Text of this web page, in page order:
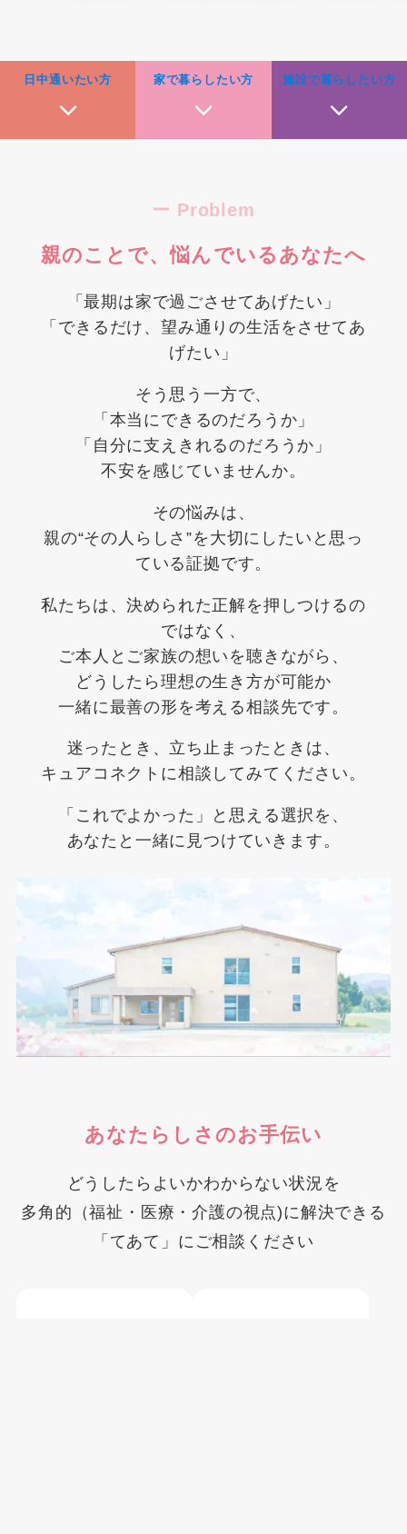
日中通いたい方 家で暮らしたい方 施設で暮らしたい方
ー Problem
親のことで、悩んでいるあなたへ
「最期は家で過ごさせてあげたい」
「できるだけ、望み通りの生活をさせてあ
げたい」
そう思う一方で、
「本当にできるのだろうか」
「自分に支えきれるのだろうか」
不安を感じていませんか。
その悩みは、
親の“その人らしさ”を大切にしたいと思っ
ている証拠です。
私たちは、決められた正解を押しつけるの
ではなく、
ご本人とご家族の想いを聴きながら、
どうしたら理想の生き方が可能か
一緒に最善の形を考える相談先です。
迷ったとき、立ち止まったときは、
キュアコネクトに相談してみてください。
「これでよかった」と思える選択を、
あなたと一緒に見つけていきます。
あなたらしさのお手伝い
どうしたらよいかわからない状況を
多角的（福祉・医療・介護の視点)に解決できる
「てあて」にご相談ください